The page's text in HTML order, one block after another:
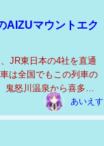
AIZUマウントエク
JR東日本の4社を直通
は全国でもこの列車の
怒川温泉から喜多方
あいえす